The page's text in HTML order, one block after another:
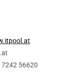
7242 56620